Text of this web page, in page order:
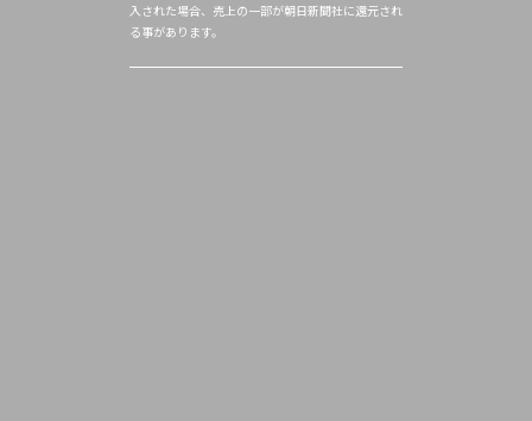
入された場合、売上の一部が朝日新聞社に還元され
る事があります。